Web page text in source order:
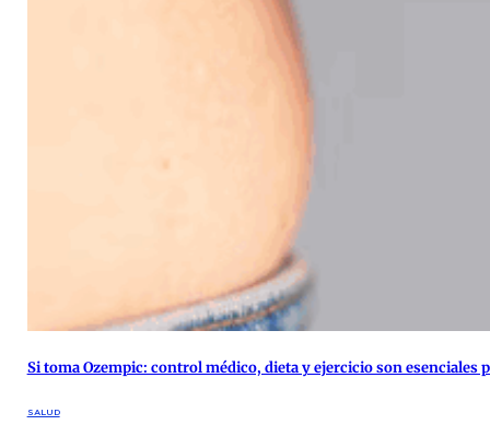
Si toma Ozempic: control médico, dieta y ejercicio son esenciales
SALUD